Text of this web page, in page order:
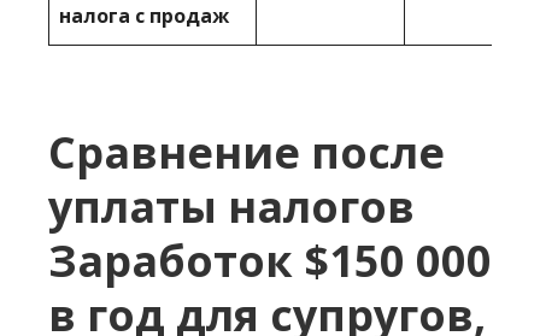
налога с продаж
Сравнение после
уплаты налогов
Заработок $150 000
в год для супругов,